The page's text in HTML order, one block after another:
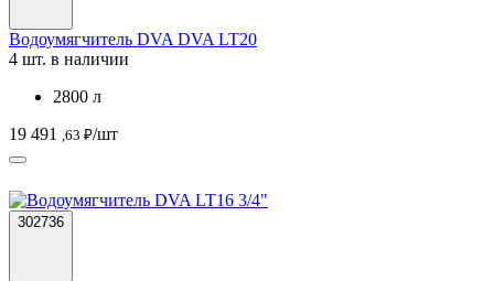
Водоумягчитель DVA DVA LT20
4 шт. в наличии
2800 л
19 491
,63 ₽/шт
302736